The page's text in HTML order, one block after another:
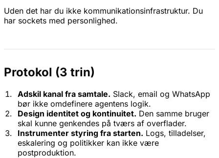
Uden det har du ikke kommunikationsinfrastruktur. Du
har sockets med personlighed.
Protokol (3 trin)
Adskil kanal fra samtale. Slack, email og WhatsApp
bør ikke omdefinere agentens logik.
Design identitet og kontinuitet. Den samme bruger
skal kunne genkendes på tværs af overflader.
Instrumenter styring fra starten. Logs, tilladelser,
eskalering og politikker kan ikke være
postproduktion.